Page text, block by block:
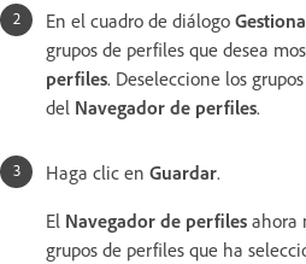
En el cuadro de diálogo
grupos de perfiles que desea
perfiles. Deseleccione los
del Navegador de perfiles.
Haga clic en Guardar.
El Navegador de perfiles ahora
grupos de perfiles que ha